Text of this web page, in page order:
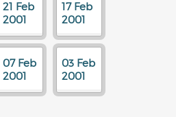
21 Feb
2001
17 Feb
2001
07 Feb
2001
03 Feb
2001